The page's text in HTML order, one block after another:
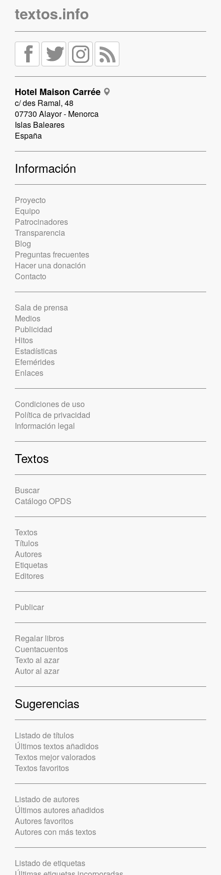
textos.info
Hotel Maison Carrée
c/ des Ramal, 48
07730 Alayor - Menorca
Islas Baleares
España
Información
Proyecto
Equipo
Patrocinadores
Transparencia
Blog
Preguntas frecuentes
Hacer una donación
Contacto
Sala de prensa
Medios
Publicidad
Hitos
Estadísticas
Efemérides
Enlaces
Condiciones de uso
Política de privacidad
Información legal
Textos
Buscar
Catálogo OPDS
Textos
Títulos
Autores
Etiquetas
Editores
Publicar
Regalar libros
Cuentacuentos
Texto al azar
Autor al azar
Sugerencias
Listado de títulos
Últimos textos añadidos
Textos mejor valorados
Textos favoritos
Listado de autores
Últimos autores añadidos
Autores favoritos
Autores con más textos
Listado de etiquetas